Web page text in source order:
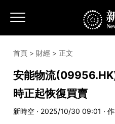
首頁 > 財經 > 正文
安能物流
時正起恢復買賣
新時空 · 2025/10/30 09:01 ·